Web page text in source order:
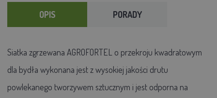
OPIS PORADY
Siatka zgrzewana AGROFORTEL o przekroju kwadratowym
dla bydła wykonana jest z wysokiej jakości drutu
powlekanego tworzywem sztucznym i jest odporna na